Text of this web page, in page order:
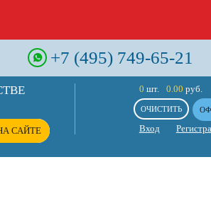
+7 (495) 749-65-21
0 шт. 0.00 руб.
ОЧИСТИТЬ
Вход
САЙТЕ